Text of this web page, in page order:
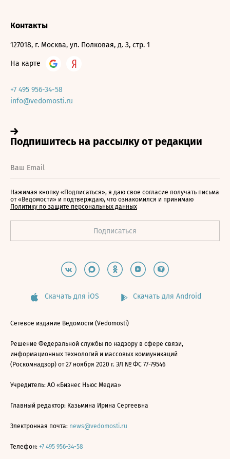
Контакты
127018, г. Москва, ул. Полковая, д. 3, стр. 1
На карте
+7 495 956-34-58
info@vedomosti.ru
Нажимая кнопку «Подписаться», я даю свое согласие получать письма
от «Ведомости» и подтверждаю, что ознакомился и принимаю
Политику по защите персональных данных
Скачать для iOS Скачать для Android
Сетевое издание Ведомости (Vedomosti)
Решение Федеральной службы по надзору в сфере связи,
информационных технологий и массовых коммуникаций
(Роскомнадзор) от 27 ноября 2020 г. ЭЛ № ФС 77-79546
Учредитель: АО «Бизнес Ньюс Медиа»
Главный редактор: Казьмина Ирина Сергеевна
Электронная почта: news@vedomosti.ru
Телефон: +7 495 956-34-58